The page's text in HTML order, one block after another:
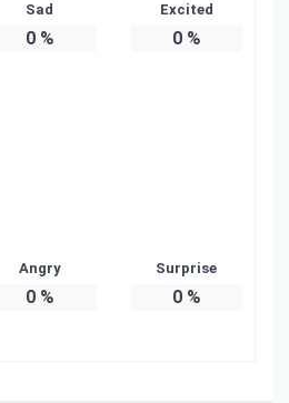
Sad
0%
Excited
0%
Angry
0%
Surprise
0%